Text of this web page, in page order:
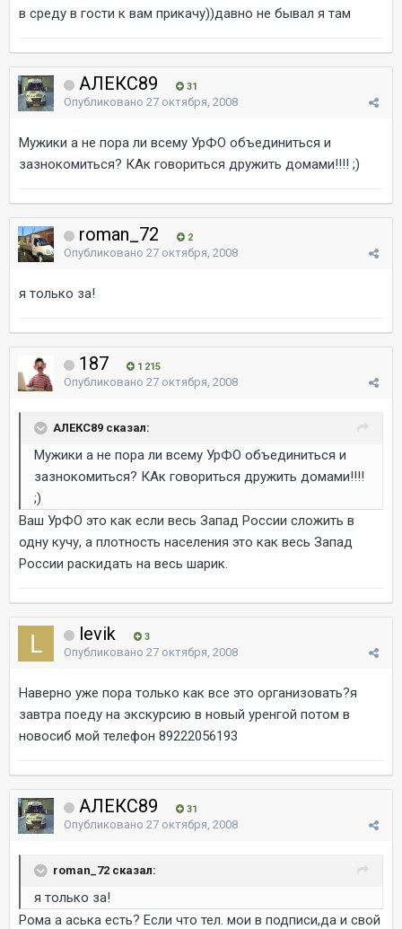
в среду в гости к вам прикачу))давно не бывал я там
АЛЕКС89 31
Опубликовано 27 октября, 2008
Мужики а не пора ли всему УрФО объединиться и
зазнокомиться? КАк говориться дружить домами!!!! ;)
roman_72 2
Опубликовано 27 октября, 2008
я только за!
187 1 215
Опубликовано 27 октября, 2008
АЛЕКС89 сказал:
Мужики а не пора ли всему УрФО объединиться и
зазнокомиться? КАк говориться дружить домами!!!!
;)
Ваш УрФО это как если весь Запад России сложить в
одну кучу, а плотность населения это как весь Запад
России раскидать на весь шарик.
levik 3
Опубликовано 27 октября, 2008
Наверно уже пора только как все это организовать?я
завтра поеду на экскурсию в новый уренгой потом в
новосиб мой телефон 89222056193
АЛЕКС89 31
Опубликовано 27 октября, 2008
roman_72 сказал:
я только за!
Рома а аська есть? Если что тел. мои в подписи,да и свой